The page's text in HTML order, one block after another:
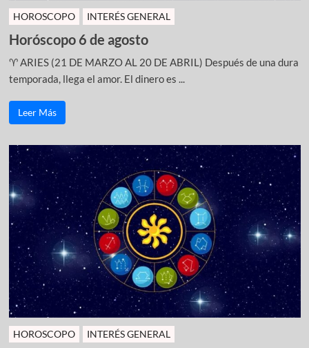
HOROSCOPO INTERÉS GENERAL
Horóscopo 6 de agosto
♈ ARIES (21 DE MARZO AL 20 DE ABRIL) Después de una dura
temporada, llega el amor. El dinero es ...
Leer Más
HOROSCOPO INTERÉS GENERAL